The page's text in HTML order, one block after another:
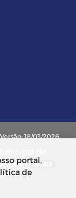
18/03/2026
SUBIR
portal,
de